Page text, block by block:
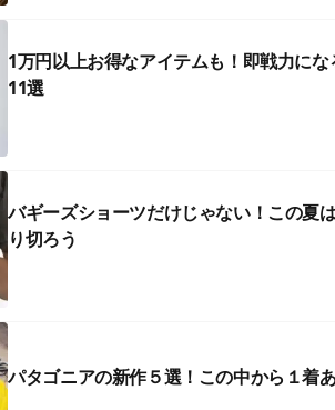
1万円以上お得なアイテムも！即戦力に
11選
バギーズショーツだけじゃない！この夏
り切ろう
パタゴニアの新作５選！この中から１着